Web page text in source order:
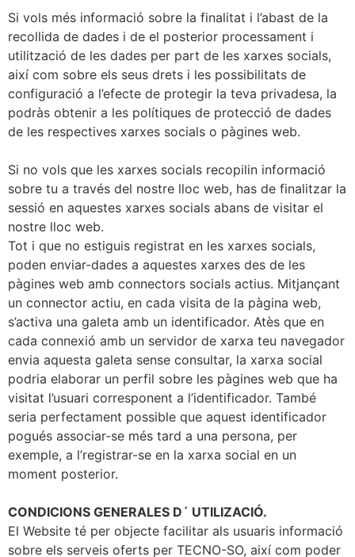
Si vols més informació sobre la finalitat i l’abast de la
recollida de dades i de el posterior processament i
utilització de les dades per part de les xarxes socials,
així com sobre els seus drets i les possibilitats de
configuració a l’efecte de protegir la teva privadesa, la
podràs obtenir a les polítiques de protecció de dades
de les respectives xarxes socials o pàgines web.
Si no vols que les xarxes socials recopilin informació
sobre tu a través del nostre lloc web, has de finalitzar la
sessió en aquestes xarxes socials abans de visitar el
nostre lloc web.
Tot i que no estiguis registrat en les xarxes socials,
poden enviar-dades a aquestes xarxes des de les
pàgines web amb connectors socials actius. Mitjançant
un connector actiu, en cada visita de la pàgina web,
s’activa una galeta amb un identificador. Atès que en
cada connexió amb un servidor de xarxa teu navegador
envia aquesta galeta sense consultar, la xarxa social
podria elaborar un perfil sobre les pàgines web que ha
visitat l’usuari corresponent a l’identificador. També
seria perfectament possible que aquest identificador
pogués associar-se més tard a una persona, per
exemple, a l’registrar-se en la xarxa social en un
moment posterior.
CONDICIONS GENERALES D´ UTILIZACIÓ.
El Website té per objecte facilitar als usuaris informació
sobre els serveis oferts per TECNO-SO, així com poder